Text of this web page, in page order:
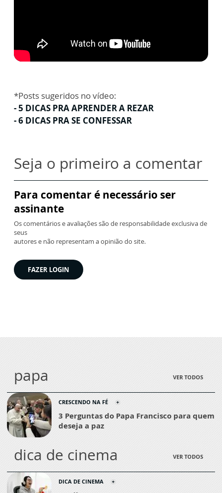
*Posts sugeridos no vídeo:
- 5 DICAS PRA APRENDER A REZAR
- 6 DICAS PRA SE CONFESSAR
Seja o primeiro a comentar
Para comentar é necessário ser
assinante
Os comentários e avaliações são de responsabilidade exclusiva de
seus
autores e não representam a opinião do site.
FAZER LOGIN
papa VER TODOS
CRESCENDO NA FÉ
3 Perguntas do Papa Francisco para quem
deseja a paz
dica de cinema VER TODOS
DICA DE CINEMA